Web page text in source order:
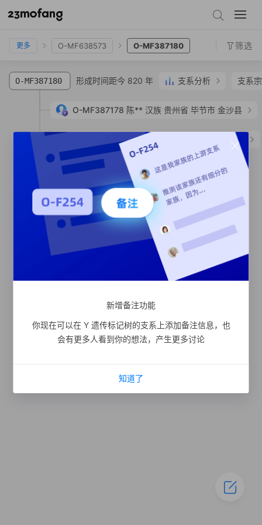
O-MF16254
更多 O-MF638573 O-MF387180 筛选
O-MF387180 形成时间距今 820 年 支系分析 支系
O-MF387178 陈** 汉族 贵州省 毕节市 金沙县
O-MF402225陈** 贵州省 毕节市 金沙县
新增备注功能
你现在可以在 Y 遗传标记树的支系上添加备注信息，也
会有更多人看到你的想法，产生更多讨论
知道了